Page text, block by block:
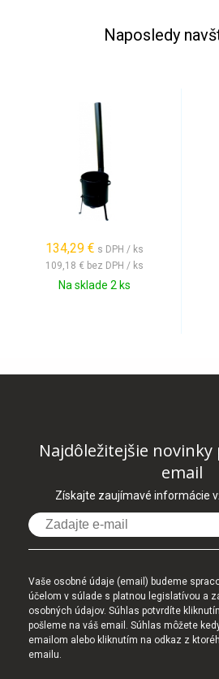
Naposledy
134,29 € s DPH / ks
109,18 € bez DPH / ks
Na sklade 2 ks
Najdôležitejšie
email
Získajte zaujímavé informácie
Vaše osobné údaje (email) budeme
účelom v súlade s platnou legislatívou a
osobných údajov. Súhlas potvrdíte
pošleme na váš email. Súhlas môžete
emailom alebo kliknutím na odkaz z
emailu.